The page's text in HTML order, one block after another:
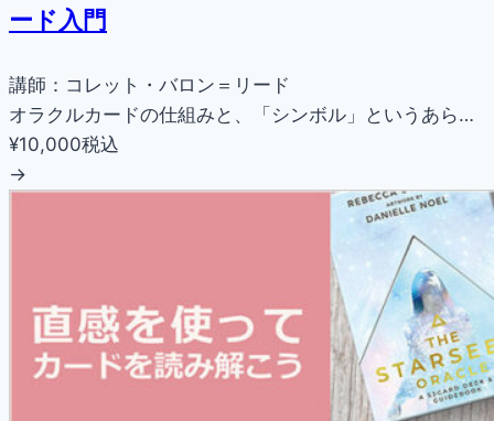
ード入門
講師：コレット・バロン＝リード
オラクルカードの仕組みと、「シンボル」というあら…
¥10,000税込
→